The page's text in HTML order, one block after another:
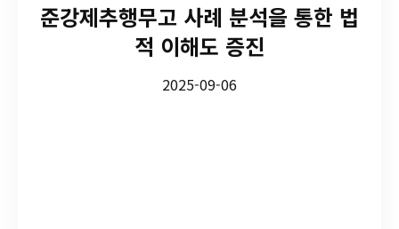
준강제추행무고 사례 분석을 통한 법
적 이해도 증진
2025-09-06